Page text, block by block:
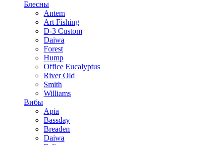
Блесны
Antem
Art Fishing
D-3 Custom
Daiwa
Forest
Hump
Office Eucalyptus
River Old
Smith
Williams
Вибы
Apia
Bassday
Breaden
Daiwa